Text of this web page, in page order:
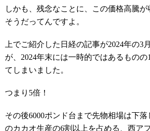
しかも、残念なことに、この価格高騰が
そうだってんですよ。
上でご紹介した日経の記事が2024年の3
が、2024年末には一時的ではあるものの
てしまいました。
つまり5倍！
その後6000ポンド台まで先物相場は下
のカカオ生産の6割以上を占める、西ア